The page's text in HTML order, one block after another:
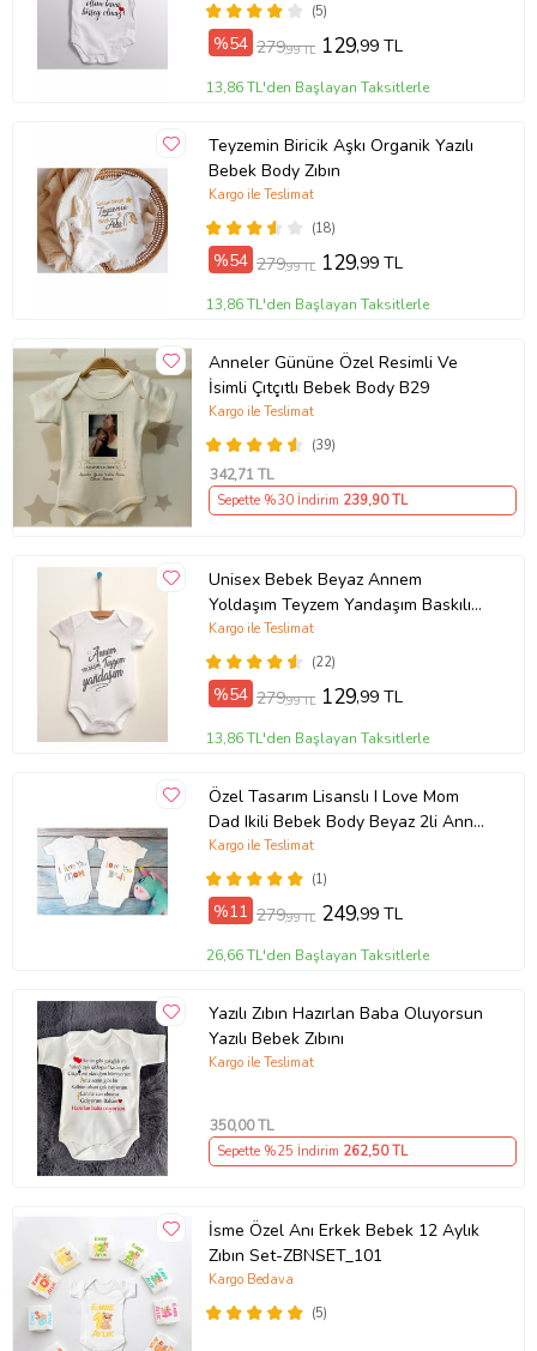
(5)
%54 279,99 TL 129,99 TL
13,86 TL'den Başlayan Taksitlerle
Teyzemin Biricik Aşkı Organik Yazılı
Bebek Body Zıbın
(18)
Kargo ile Teslimat
%54 279,99 TL 129,99 TL
13,86 TL'den Başlayan Taksitlerle
Anneler Gününe Özel Resimli Ve
İsimli Çıtçıtlı Bebek Body B29
(39)
Kargo ile Teslimat
342,71 TL
Sepette %30 İndirim 239,90 TL
Unisex Bebek Beyaz Annem
Yoldaşım Teyzem Yandaşım Baskılı
Body Zıbın
(22)
Kargo ile Teslimat
%54 279,99 TL 129,99 TL
13,86 TL'den Başlayan Taksitlerle
Özel Tasarım Lisanslı I Love Mom
Dad Ikili Bebek Body Beyaz 2li Anne
Baba Bebek Badi Zıbın
(1)
Kargo ile Teslimat
%11 279,99 TL 249,99 TL
26,66 TL'den Başlayan Taksitlerle
Yazılı Zıbın Hazırlan Baba Oluyorsun
Yazılı Bebek Zıbını
Kargo ile Teslimat
350,00 TL
Sepette %25 İndirim 262,50 TL
İsme Özel Anı Erkek Bebek 12 Aylık
Zıbın Set-ZBNSET_101
(5)
Kargo Bedava